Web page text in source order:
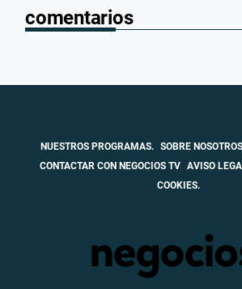
comentarios
NUESTROS PROGRAMAS. SOBRE
CONTACTAR CON NEGOCIOS TV AVISO
COOKIES.